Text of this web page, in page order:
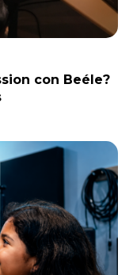
con Beéle?